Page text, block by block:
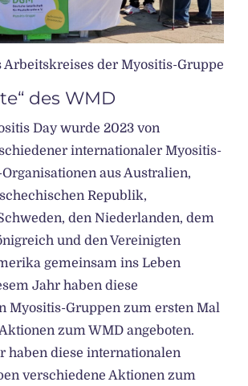
Arbeitskreises der Myositis-Gruppe
des WMD
Day wurde 2023 von
internationaler Myositis-
aus Australien,
Republik,
den Niederlanden, dem
und den Vereinigten
gemeinsam ins Leben
Jahr haben diese
Myositis-Gruppen zum ersten Mal
zum WMD angeboten.
haben diese internationalen
verschiedene Aktionen zum